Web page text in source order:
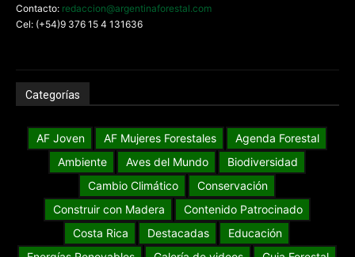
Contacto: redaccion@argentinaforestal.com
Cel: (+54)9 376 15 4 131636
Categorías
AF Joven AF Mujeres Forestales
Agenda Forestal
Ambiente
Aves del Mundo
Biodiversidad
Cambio Climático
Conservación
Construir con Madera
Contenido Patrocinado
Costa Rica
Destacadas
Educación